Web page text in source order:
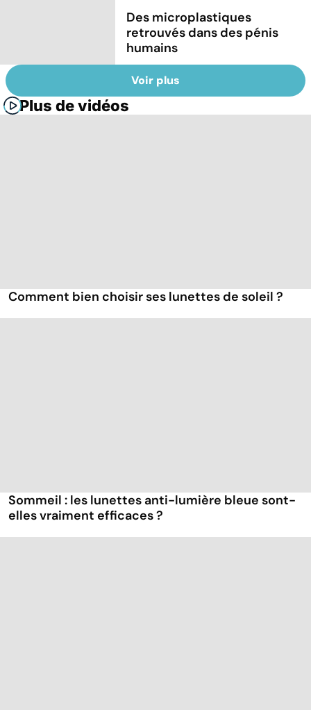
Des microplastiques
retrouvés dans des pénis
humains
Voir plus
Plus de vidéos
Comment bien choisir ses lunettes de soleil ?
Sommeil : les lunettes anti-lumière bleue sont-
elles vraiment efficaces ?